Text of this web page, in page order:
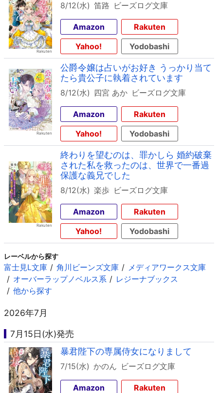
8/12(水) 笛路 ビーズログ文庫
Amazon
Rakuten
Yahoo!
Yodobashi
公爵令嬢は占いがお好き うっかり当て
たら貴公子に執着されています
8/12(水) 四宮 あか ビーズログ文庫
Amazon
Rakuten
Yahoo!
Yodobashi
終わりを望むのは、罪かしら 婚約破棄
された私を救ったのは、世界で一番過
保護な義兄でした
8/12(水) 楽歩 ビーズログ文庫
Amazon
Rakuten
Yahoo!
Yodobashi
レーベルから探す
富士見L文庫 角川ビーンズ文庫
メディアワークス文庫
オーバーラップノベルス系
レジーナブックス
他から探す
2026年7月
7月15日(水)発売
暴君陛下の専属侍女になりまして
7/15(水) かのん ビーズログ文庫
Amazon
Rakuten